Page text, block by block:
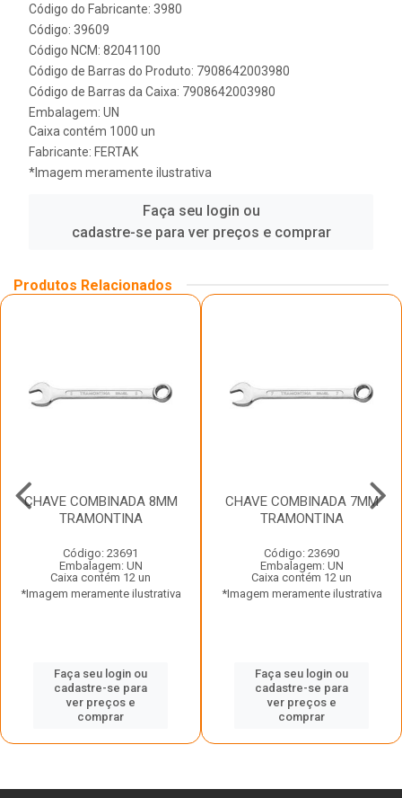
Código do Fabricante: 3980
Código: 39609
Código NCM: 82041100
Código de Barras do Produto: 7908642003980
Código de Barras da Caixa: 7908642003980
Embalagem: UN
Caixa contém 1000 un
Fabricante: FERTAK
*Imagem meramente ilustrativa
Faça seu login ou
cadastre-se para ver preços e comprar
Produtos Relacionados
CHAVE COMBINADA 8MM
TRAMONTINA
Código: 23691
Embalagem: UN
Caixa contém 12 un
*Imagem meramente ilustrativa
Faça seu login ou
cadastre-se para
ver preços e
comprar
CHAVE COMBINADA 7MM
TRAMONTINA
Código: 23690
Embalagem: UN
Caixa contém 12 un
*Imagem meramente ilustrativa
Faça seu login ou
cadastre-se para
ver preços e
comprar